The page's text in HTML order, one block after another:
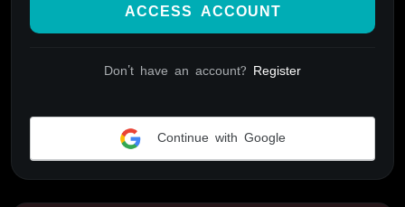
ACCESS ACCOUNT
Don't have an account? Register
Continue with Google